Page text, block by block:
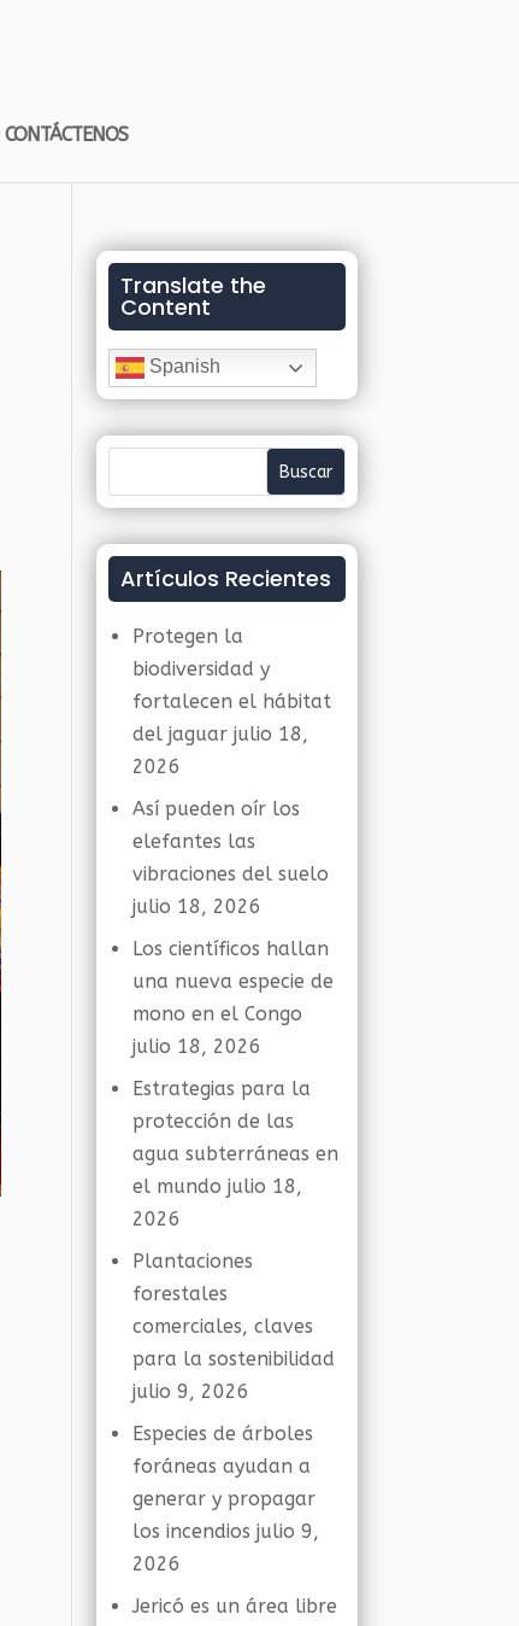
CONTÁCTENOS
Translate the
Content
Spanish
Artículos Recientes
Protegen la
biodiversidad y
fortalecen el hábitat
del jaguar julio 18,
2026
Así pueden oír los
elefantes las
vibraciones del suelo
julio 18, 2026
Los científicos hallan
una nueva especie de
mono en el Congo
julio 18, 2026
Estrategias para la
protección de las
agua subterráneas en
el mundo julio 18,
2026
Plantaciones
forestales
comerciales, claves
para la sostenibilidad
julio 9, 2026
Especies de árboles
foráneas ayudan a
generar y propagar
los incendios julio 9,
2026
Jericó es un área libre